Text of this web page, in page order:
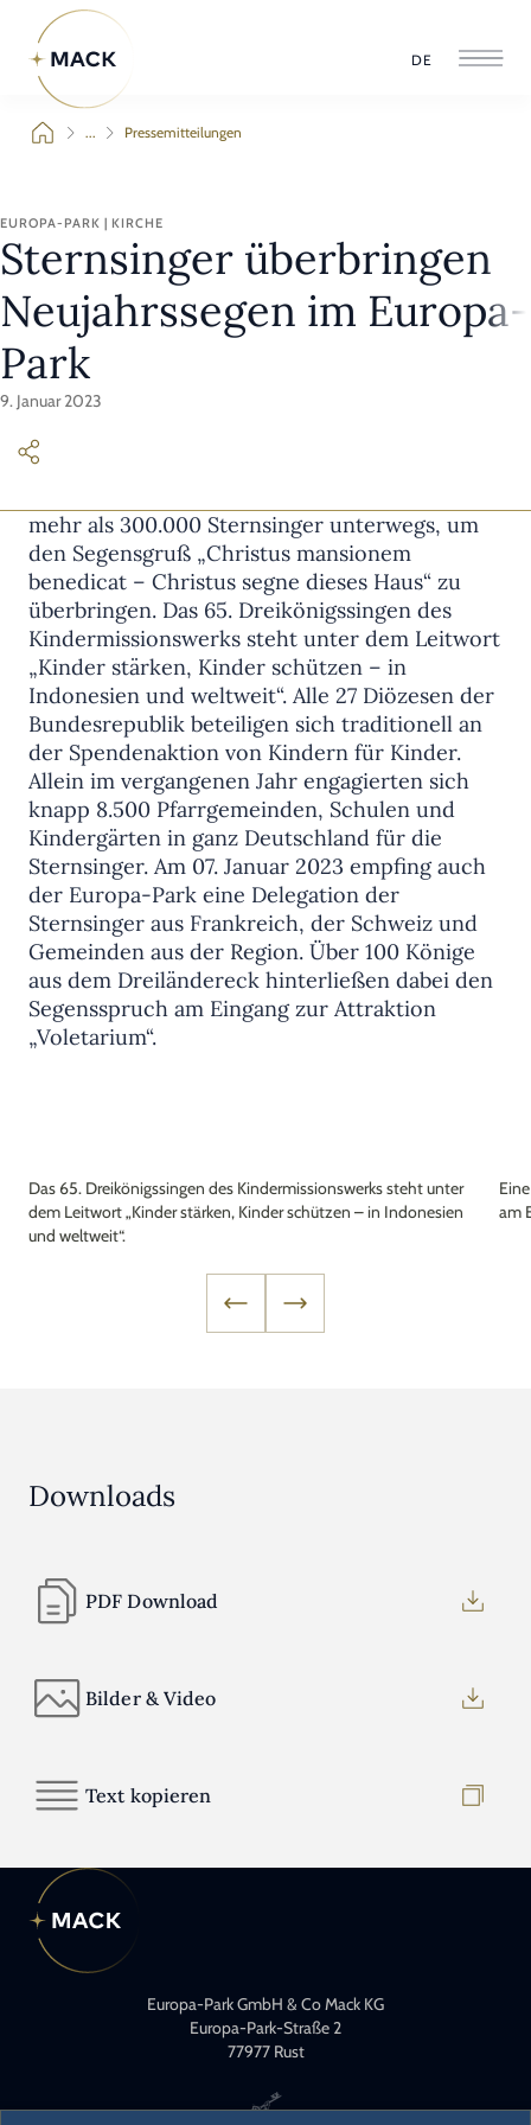
DE
... Pressemitteilungen
EUROPA-PARK | KIRCHE
Sternsinger überbringen
Neujahrssegen im Europa-
Park
9. Januar 2023
mehr als 300.000 Sternsinger unterwegs, um
den Segensgruß „Christus mansionem
benedicat – Christus segne dieses Haus“ zu
überbringen. Das 65. Dreikönigssingen des
Kindermissionswerks steht unter dem Leitwort
„Kinder stärken, Kinder schützen – in
Indonesien und weltweit“. Alle 27 Diözesen der
Bundesrepublik beteiligen sich traditionell an
der Spendenaktion von Kindern für Kinder.
Allein im vergangenen Jahr engagierten sich
knapp 8.500 Pfarrgemeinden, Schulen und
Kindergärten in ganz Deutschland für die
Sternsinger. Am 07. Januar 2023 empfing auch
der Europa-Park eine Delegation der
Sternsinger aus Frankreich, der Schweiz und
Gemeinden aus der Region. Über 100 Könige
aus dem Dreiländereck hinterließen dabei den
Segensspruch am Eingang zur Attraktion
„Voletarium“.
Das 65. Dreikönigssingen des Kindermissionswerks steht unter
dem Leitwort „Kinder stärken, Kinder schützen – in Indonesien
und weltweit“.
am
Downloads
PDF Download
Bilder & Video
Text kopieren
Europa-Park GmbH & Co Mack KG
Europa-Park-Straße 2
77977 Rust